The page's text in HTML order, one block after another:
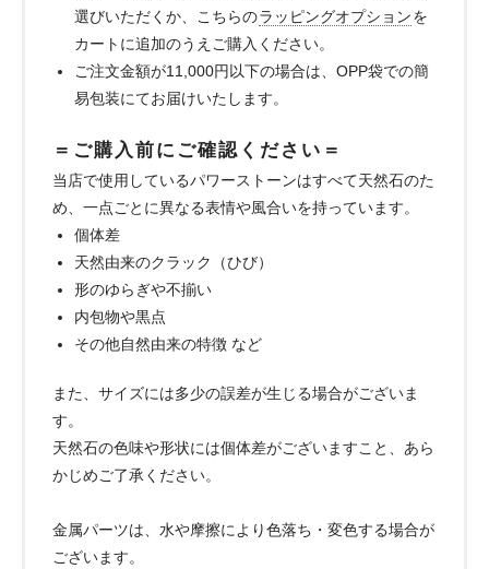
選びいただくか、こちらのラッピングオプションを
カートに追加のうえご購入ください。
ご注文金額が11,000円以下の場合は、OPP袋での簡
易包装にてお届けいたします。
＝ご購入前にご確認ください＝
当店で使用しているパワーストーンはすべて天然石のた
め、一点ごとに異なる表情や風合いを持っています。
個体差
天然由来のクラック（ひび）
形のゆらぎや不揃い
内包物や黒点
その他自然由来の特徴 など
また、サイズには多少の誤差が生じる場合がございま
す。
天然石の色味や形状には個体差がございますこと、あら
かじめご了承ください。
金属パーツは、水や摩擦により色落ち・変色する場合が
ございます。